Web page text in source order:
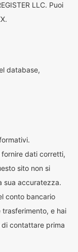
LLC. Puoi
database,
dati corretti,
sito non si
sua accuratezza.
conto bancario
e hai
contattare prima